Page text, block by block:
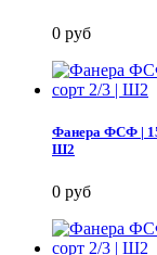
0 руб
Фанера ФСФ |
Ш2
0 руб